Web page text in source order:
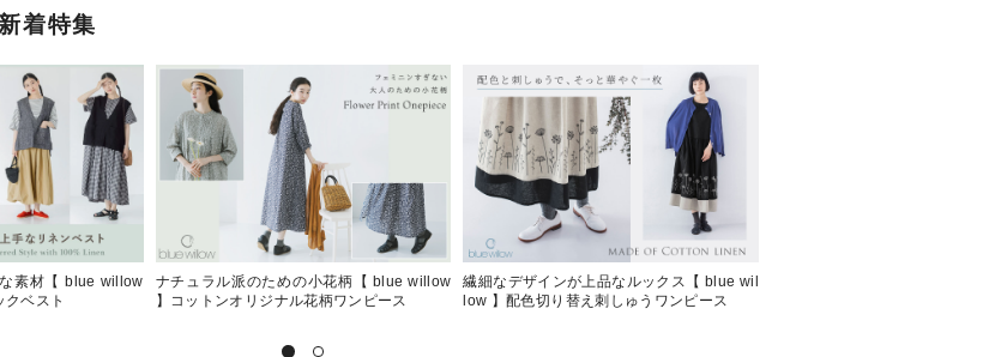
着特集
素材【 blue willow
ベスト
ナチュラル派のための小花柄【 blue willow
】コットンオリジナル花柄ワンピース
繊細なデザインが上品なルックス【 blue wil
low 】配色切り替え刺しゅうワンピース